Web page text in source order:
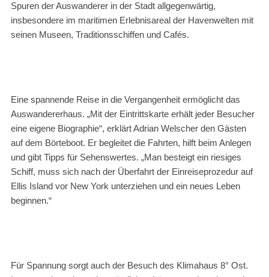
Spuren der Auswanderer in der Stadt allgegenwärtig,
insbesondere im maritimen Erlebnisareal der Havenwelten mit
seinen Museen, Traditionsschiffen und Cafés.
Eine spannende Reise in die Vergangenheit ermöglicht das
Auswandererhaus. „Mit der Eintrittskarte erhält jeder Besucher
eine eigene Biographie“, erklärt Adrian Welscher den Gästen
auf dem Börteboot. Er begleitet die Fahrten, hilft beim Anlegen
und gibt Tipps für Sehenswertes. „Man besteigt ein riesiges
Schiff, muss sich nach der Überfahrt der Einreiseprozedur auf
Ellis Island vor New York unterziehen und ein neues Leben
beginnen.“
Für Spannung sorgt auch der Besuch des Klimahaus 8° Ost.